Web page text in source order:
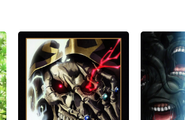
&amp;nbsp; &amp;nbsp; &a
mp;nbsp; &amp;nbsp; &amp;
nbsp; &amp;nbsp; &amp;nbs
p; &amp;nbsp
sp;
mp;nbsp;
nbsp;